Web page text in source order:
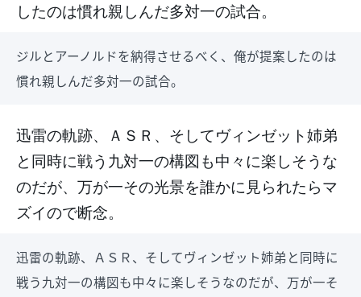
したのは慣れ親しんだ多対一の試合。
ジルとアーノルドを納得させるべく、俺が提案したのは
慣れ親しんだ多対一の試合。
迅雷の軌跡、ＡＳＲ、そしてヴィンゼット姉弟
と同時に戦う九対一の構図も中々に楽しそうな
のだが、万が一その光景を誰かに見られたらマ
ズイので断念。
迅雷の軌跡、ＡＳＲ、そしてヴィンゼット姉弟と同時に
戦う九対一の構図も中々に楽しそうなのだが、万が一そ